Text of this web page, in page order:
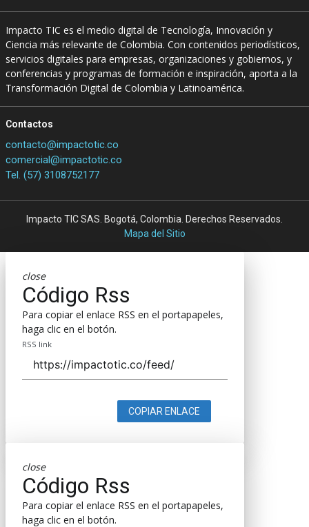
Impacto TIC es el medio digital de Tecnología, Innovación y
Ciencia más relevante de Colombia. Con contenidos periodísticos,
servicios digitales para empresas, organizaciones y gobiernos, y
conferencias y programas de formación e inspiración, aporta a la
Transformación Digital de Colombia y Latinoamérica.
Contactos
contacto@impactotic.co
comercial@impactotic.co
Tel. (57) 3108752177
Impacto TIC SAS. Bogotá, Colombia. Derechos Reservados.
Mapa del Sitio
close
Código Rss
Para copiar el enlace RSS en el portapapeles,
haga clic en el botón.
RSS link
COPIAR ENLACE
close
Código Rss
Para copiar el enlace RSS en el portapapeles,
haga clic en el botón.